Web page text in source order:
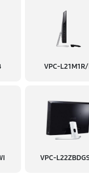
VPC-
VPC-